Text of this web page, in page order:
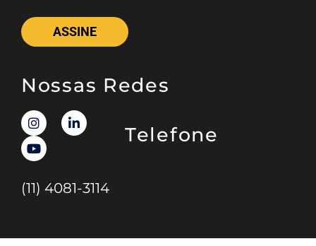
ASSINE
Nossas Redes
Telefone
(11) 4081-3114